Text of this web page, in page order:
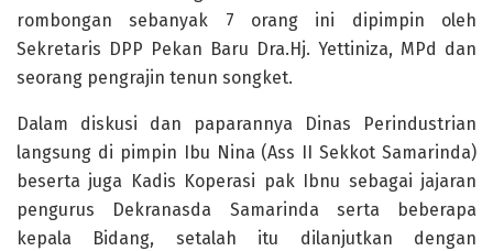
rombongan sebanyak 7 orang ini dipimpin oleh
Sekretaris DPP Pekan Baru Dra.Hj. Yettiniza, MPd dan
seorang pengrajin tenun songket.
Dalam diskusi dan paparannya Dinas Perindustrian
langsung di pimpin Ibu Nina (Ass II Sekkot Samarinda)
beserta juga Kadis Koperasi pak Ibnu sebagai jajaran
pengurus Dekranasda Samarinda serta beberapa
kepala Bidang, setalah itu dilanjutkan dengan